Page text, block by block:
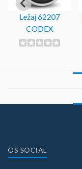
Ležaj 62207
CODEX
OS SOCIAL